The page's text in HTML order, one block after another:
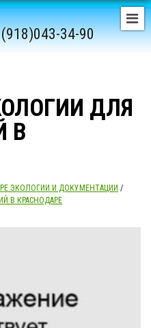
34-90
ДЛЯ
В
ЭКОЛОГИИ И ДОКУМЕНТАЦИИ /
В КРАСНОДАРЕ